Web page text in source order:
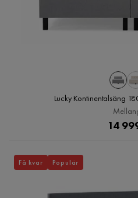
Lucky Kontinentalsäng
14
Få kvar Populär